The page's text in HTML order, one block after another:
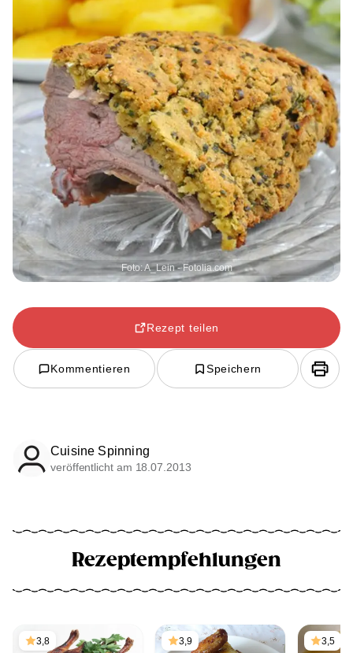
Foto: A_Lein - Fotolia.com
Rezept teilen
Kommentieren Speichern
Cuisine Spinning
veröffentlicht am 18.07.2013
Rezeptempfehlungen
3,8 3,9 3,5